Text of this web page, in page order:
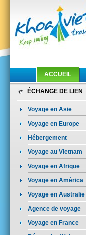
ACCUEIL
ÉCHANGE DE LIEN
Voyage en Asie
Voyage en Europe
Hébergement
Voyage au Vietnam
Voyage en Afrique
Voyage en América
Voyage en Australie
Agence de voyage
Voyage en France